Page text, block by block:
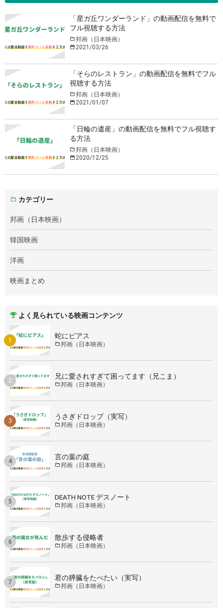
「星ガ丘ワンダーランド」の動画配信を無料で
フル視聴する方法
邦画（日本映画）
2021/03/26
「そらのレストラン」の動画配信を無料でフル
視聴する方法
邦画（日本映画）
2021/01/07
「日輪の遺産」の動画配信を無料でフル視聴す
る方法
邦画（日本映画）
2020/12/25
カテゴリー
邦画（日本映画）
韓国映画
洋画
映画まとめ
よく見られている映画コンテンツ
蛇にピアス
邦画（日本映画）
兄に愛されすぎて困ってます（兄こま）
邦画（日本映画）
うさぎドロップ（実写）
邦画（日本映画）
言の葉の庭
邦画（日本映画）
DEATH NOTE デスノート
邦画（日本映画）
散歩する侵略者
邦画（日本映画）
君の膵臓をたべたい（実写）
邦画（日本映画）